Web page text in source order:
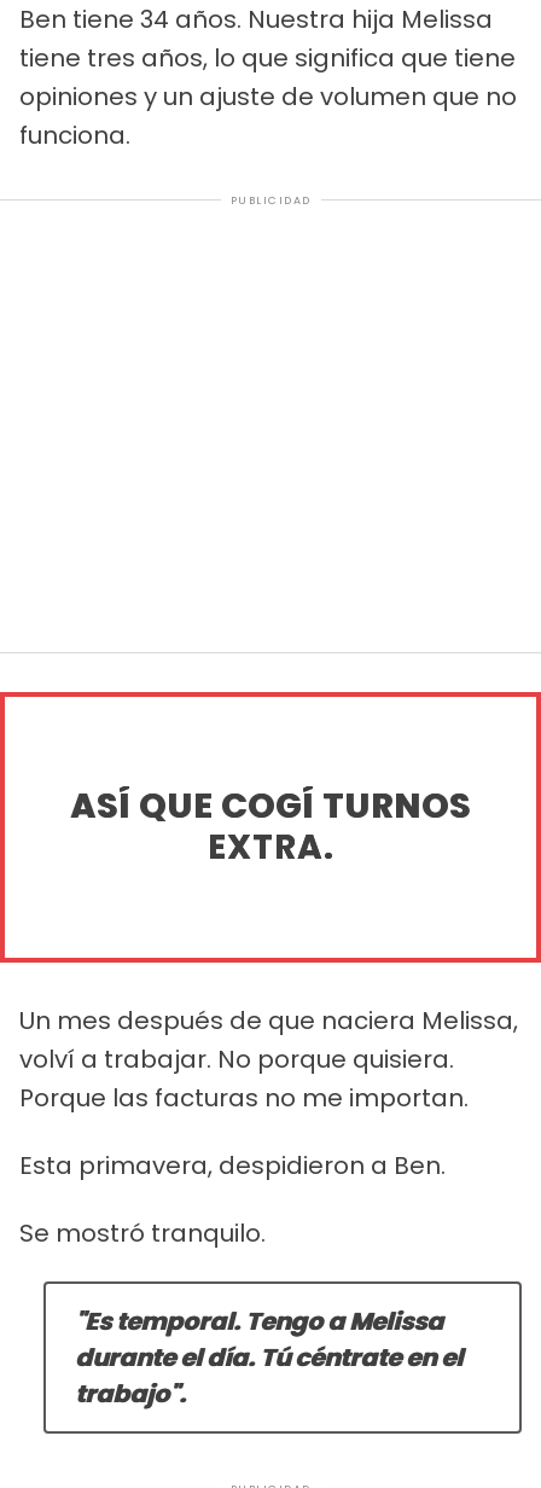
Ben tiene 34 años. Nuestra hija Melissa
tiene tres años, lo que significa que tiene
opiniones y un ajuste de volumen que no
funciona.
PUBLICIDAD
ASÍ QUE COGÍ TURNOS
EXTRA.
Un mes después de que naciera Melissa,
volví a trabajar. No porque quisiera.
Porque las facturas no me importan.
Esta primavera, despidieron a Ben.
Se mostró tranquilo.
"Es temporal. Tengo a Melissa
durante el día. Tú céntrate en el
trabajo".